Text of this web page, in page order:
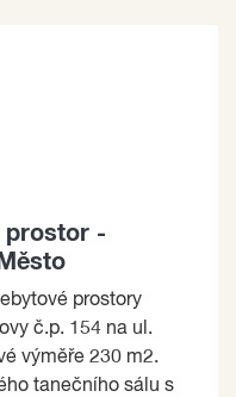
prostor -
prostory
č.p. 154 na ul.
výměře 230 m2.
tanečního sálu s